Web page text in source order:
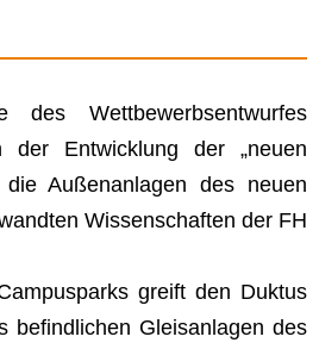
Wettbewerbsentwurfes
der Entwicklung der „neuen
die Außenanlagen des neuen
Wissenschaften der FH
greift den Duktus
befindlichen Gleisanlagen des